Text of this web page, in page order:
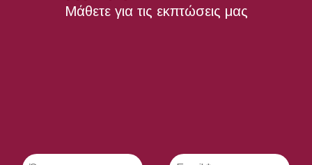
Μάθετε για τις εκπτώσεις μας